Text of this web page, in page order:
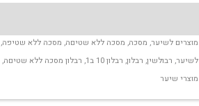
מק"ט:מסכה-ללא-שטיפה-רבלון-revlon-%d7%99%d7%a8%d7%95%d7%a7
מוצרים לשיער, מסכה, מסכה ללא שטיםה, מסכה ללא שטיפה,
לשיער, רבולשין, רבלון, רבלון 10 ב1 , רבלון מסכה ללא שטיםה,
מוצרי שיער